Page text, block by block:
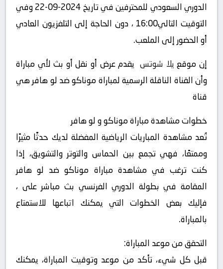
الدوري السعودي للمحترفين في تاريخ 2024-09-22 وفي
التوقيت التالي16:00 ، دون الحاجة إلى التلفزيون العادي
أو الحضور إلى الملعب.
إن موقع يلا شوتسيقدم عرض أو نقل أو بث لأي مباراة
وأن القناة الناقلة الرسمية لمباراة موناكو ضد لو هافر هي
قناة
خطوات مشاهدة مباراة موناكو و لو هافر
تُعد مشاهدة المباريات الرياضية المفضلة لديك حدثًا مثيرًا
وممتعًا، فهي تجمع بين الحماس والتوتر والتشويق، إذا
كنت ترغب في مشاهدة مباراة موناكو ضد لو هافر
المقامة في بطولة الدوري الفرنسي بث مباشر على ،
فإليك بعض الخطوات التي يمكنك اتباعها للاستمتاع
بالمباراة.
التحقق من موعد المباراة:
قبل كل شيء، تأكد من موعد وتوقيت المباراة، يمكنك